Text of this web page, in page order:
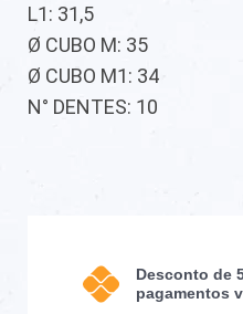
L1: 31,5
Ø CUBO M: 35
Ø CUBO M1: 34
N° DENTES: 10
Desconto de
pagamentos